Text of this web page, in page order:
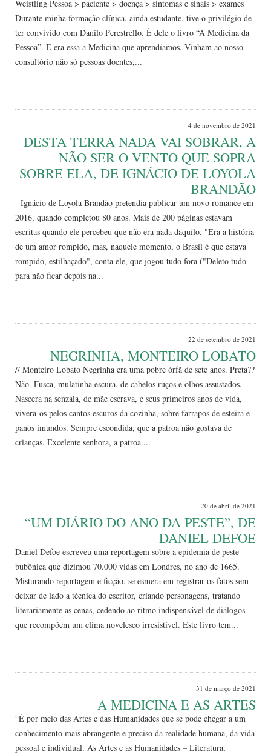
Weistling Pessoa > paciente > doença > sintomas e sinais > exames
Durante minha formação clínica, ainda estudante, tive o privilégio de
ter convivido com Danilo Perestrello. É dele o livro “A Medicina da
Pessoa”. E era essa a Medicina que aprendíamos. Vinham ao nosso
consultório não só pessoas doentes,...
4 de novembro de 2021
DESTA TERRA NADA VAI SOBRAR, A
NÃO SER O VENTO QUE SOPRA
SOBRE ELA, DE IGNÁCIO DE LOYOLA
BRANDÃO
Ignácio de Loyola Brandão pretendia publicar um novo romance em
2016, quando completou 80 anos. Mais de 200 páginas estavam
escritas quando ele percebeu que não era nada daquilo. "Era a história
de um amor rompido, mas, naquele momento, o Brasil é que estava
rompido, estilhaçado", conta ele, que jogou tudo fora ("Deleto tudo
para não ficar depois na...
22 de setembro de 2021
NEGRINHA, MONTEIRO LOBATO
// Monteiro Lobato Negrinha era uma pobre órfã de sete anos. Preta??
Não. Fusca, mulatinha escura, de cabelos ruços e olhos assustados.
Nascera na senzala, de mãe escrava, e seus primeiros anos de vida,
vivera-os pelos cantos escuros da cozinha, sobre farrapos de esteira e
panos imundos. Sempre escondida, que a patroa não gostava de
crianças. Excelente senhora, a patroa....
20 de abril de 2021
“UM DIÁRIO DO ANO DA PESTE”, DE
DANIEL DEFOE
Daniel Defoe escreveu uma reportagem sobre a epidemia de peste
bubônica que dizimou 70.000 vidas em Londres, no ano de 1665.
Misturando reportagem e ficção, se esmera em registrar os fatos sem
deixar de lado a técnica do escritor, criando personagens, tratando
literariamente as cenas, cedendo ao ritmo indispensável de diálogos
que recompõem um clima novelesco irresistível. Este livro tem...
31 de março de 2021
A MEDICINA E AS ARTES
“É por meio das Artes e das Humanidades que se pode chegar a um
conhecimento mais abrangente e preciso da realidade humana, da vida
pessoal e individual. As Artes e as Humanidades – Literatura,